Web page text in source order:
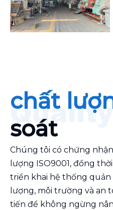
chất
soát
Chúng tôi có chứng
lượng ISO9001, đồng
triển khai hệ thống
lượng, môi trường và an
tiến để không ngừng